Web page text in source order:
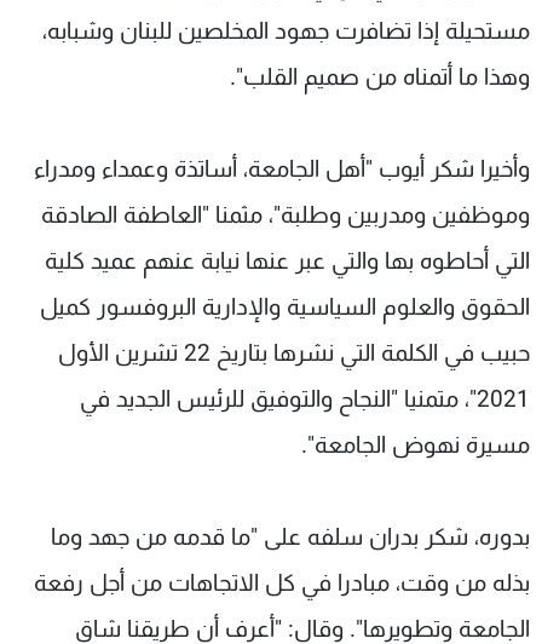
مستحيلة إذا تضافرت جهود المخلصين للبنان وشبابه،
وهذا ما أتمناه من صميم القلب".
وأخيرا شكر أيوب "أهل الجامعة، أساتذة وعمداء ومدراء
وموظفين ومدربين وطلبة"، مثمنا "العاطفة الصادقة
التي أحاطوه بها والتي عبر عنها نيابة عنهم عميد كلية
الحقوق والعلوم السياسية والإدارية البروفسور كميل
حبيب في الكلمة التي نشرها بتاريخ 22 تشرين الأول
2021"، متمنيا "النجاح والتوفيق للرئيس الجديد في
مسيرة نهوض الجامعة".
بدوره، شكر بدران سلفه على "ما قدمه من جهد وما
بذله من وقت، مبادرا في كل الاتجاهات من أجل رفعة
الجامعة وتطويرها". وقال: "أعرف أن طريقنا شاق